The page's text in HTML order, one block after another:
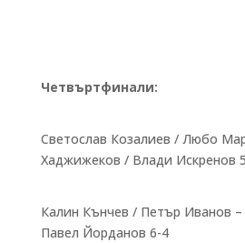
Четвъртфинали:
Светослав Козалиев / Любо
Хаджижеков / Влади Искренов
Калин Кънчев / Петър Иванов
Павел Йорданов 6-4